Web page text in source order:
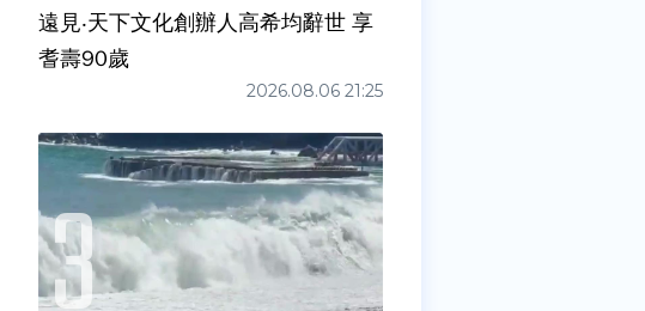
遠見‧天下文化創辦人高希均辭世 享
耆壽90歲
2026.08.06 21:25